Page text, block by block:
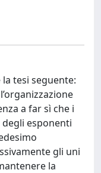
tesi seguente:
a far sì che i
esponenti
gli uni
la